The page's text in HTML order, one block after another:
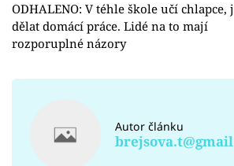
ODHALENO: V téhle škole učí chlapce,
dělat domácí práce. Lidé na to mají
rozporuplné názory
Autor článku